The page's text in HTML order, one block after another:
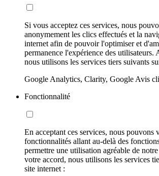
Si vous acceptez ces services, nous
anonymement les clics effectués et la
internet afin de pouvoir l'optimiser et
permanence l'expérience des utilisateurs.
nous utilisons les services tiers suivants
Google Analytics, Clarity, Google Avis
Fonctionnalité
En acceptant ces services, nous pouvons
fonctionnalités allant au-delà des
permettre une utilisation agréable de
votre accord, nous utilisons les services
site internet :